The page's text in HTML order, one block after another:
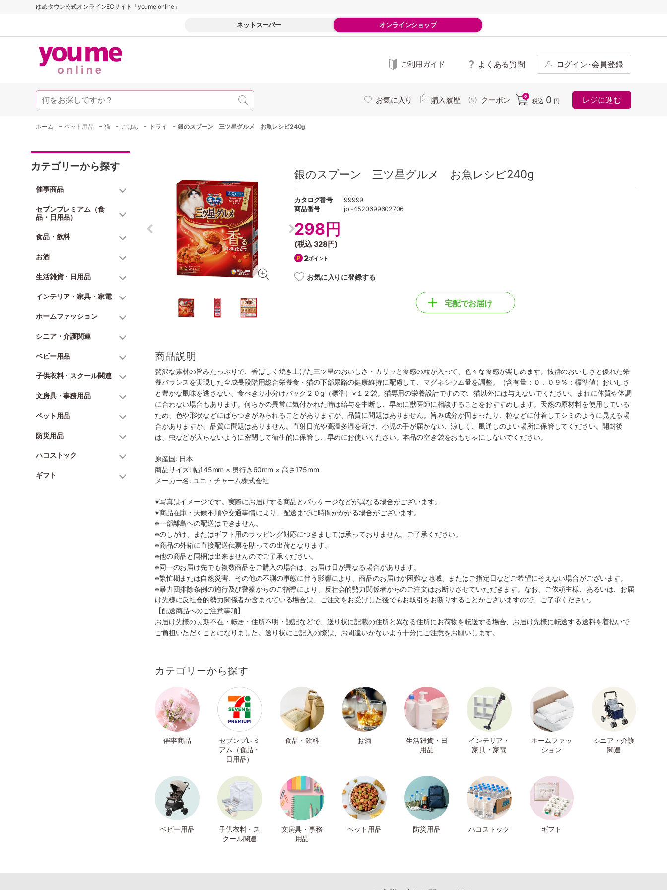
ゆめタウン公式オンラインECサイト「youme online」
ネットスーパー オンラインショップ
ご利用ガイド よくある質問 ログイン･会員登録
お気に入り 購入履歴 クーポン 0
税込 0 円 レジに進む
ホーム -ペット用品 -猫 - ごはん - ドライ -銀のスプーン 三ツ星グルメ お魚レシピ240g
カテゴリーから探す
催事商品
セブンプレミアム（食
品・日用品）
食品・飲料
お酒
生活雑貨・日用品
インテリア・家具・家電
ホームファッション
シニア・介護関連
ベビー用品
子供衣料・スクール関連
文房具・事務用品
ペット用品
防災用品
ハコストック
ギフト
銀のスプーン 三ツ星グルメ お魚レシピ240g
カタログ番号
99999
商品番号
jpl-4520699602706
298円
(税込 328円)
2ポイント
お気に入りに登録する
宅配でお届け
商品説明
贅沢な素材の旨みたっぷりで、香ばしく焼き上げた三ツ星のおいしさ・カリッと食感の粒が入って、色々な食感が楽しめます。抜群のおいしさと優れた栄
養バランスを実現した全成長段階用総合栄養食・猫の下部尿路の健康維持に配慮して、マグネシウム量を調整。（含有量：０．０９％：標準値）おいしさ
と豊かな風味を逃さない、食べきり小分けパック２０g（標準）×１２袋。猫専用の栄養設計ですので、猫以外には与えないでください。まれに体質や体調
に合わない場合もあります。何らかの異常に気付かれた時は給与を中断し、早めに獣医師に相談することをおすすめします。天然の原材料を使用している
ため、色や形状などにばらつきがみられることがありますが、品質に問題はありません。旨み成分が固まったり、粒などに付着してシミのように見える場
合がありますが、品質に問題はありません。直射日光や高温多湿を避け、小児の手が届かない、涼しく、風通しのよい場所に保管してください。開封後
は、虫などが入らないように密閉して衛生的に保管し、早めにお使いください。本品の空き袋をおもちゃにしないでください。
原産国: 日本
商品サイズ: 幅145mm × 奥行き60mm × 高さ175mm
メーカー名: ユニ・チャーム株式会社
※写真はイメージです。実際にお届けする商品とパッケージなどが異なる場合がございます。
※商品在庫・天候不順や交通事情により、配送までに時間がかかる場合がございます。
※一部離島への配送はできません。
※のしがけ、またはギフト用のラッピング対応につきましては承っておりません。ご了承ください。
※商品の外箱に直接配送伝票を貼っての出荷となります。
※他の商品と同梱は出来ませんのでご了承ください。
※同一のお届け先でも複数商品をご購入の場合は、お届け日が異なる場合があります。
※繁忙期または自然災害、その他の不測の事態に伴う影響により、商品のお届けが困難な地域、またはご指定日などご希望にそえない場合がございます。
※暴力団排除条例の施行及び警察からのご指導により、反社会的勢力関係者からのご注文はお断りさせていただきます。なお、ご依頼主様、あるいは、お届
け先様に反社会的勢力関係者が含まれている場合は、ご注文をお受けした後でもお取引をお断りすることがございますので、ご了承ください。
【配送商品へのご注意事項】
お届け先様の長期不在・転居・住所不明・誤記などで、送り状に記載の住所と異なる住所にお荷物を転送する場合、お届け先様に転送する送料を着払いで
ご負担いただくことになりました。送り状にご記入の際は、お間違いがないよう十分にご注意をお願いします。
カテゴリーから探す
催事商品
セブンプレミ
アム（食品・
日用品）
食品・飲料 お酒
生活雑貨・日
用品
インテリア・
家具・家電
ホームファッ
ション
シニア・介護
関連
ベビー用品
子供衣料・ス
クール関連
文房具・事務
用品
ペット用品 防災用品 ハコストック ギフト